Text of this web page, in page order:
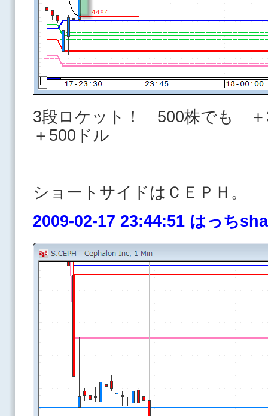
3段ロケット！ 500株でも
＋500ドル
ショートサイドはＣＥＰＨ。
2009-02-17 23:44:51 はっち